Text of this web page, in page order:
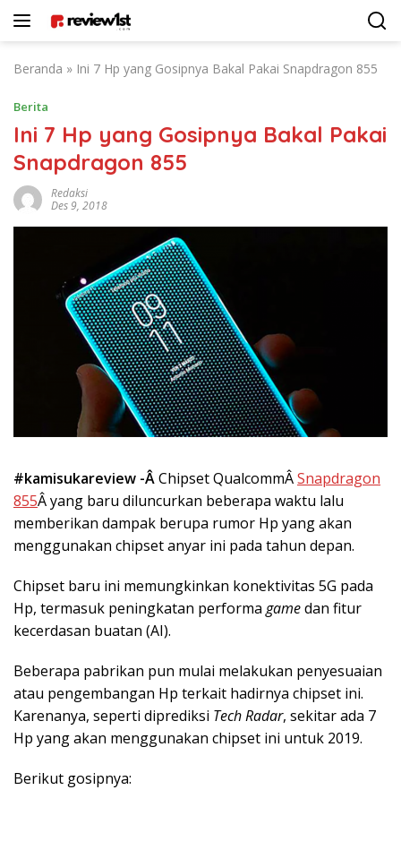
Beranda » Ini 7 Hp yang Gosipnya Bakal Pakai Snapdragon 855
Berita
Ini 7 Hp yang Gosipnya Bakal Pakai
Snapdragon 855
Redaksi
Des 9, 2018
#kamisukareview -ÂChipset QualcommÂSnapdragon
855Â yang baru diluncurkan beberapa waktu lalu
memberikan dampak berupa rumor Hp yang akan
menggunakan chipset anyar ini pada tahun depan.
Chipset baru ini memungkinkan konektivitas 5G pada
Hp, termasuk peningkatan performa gamedan fitur
kecerdasan buatan (AI).
Beberapa pabrikan pun mulai melakukan penyesuaian
atau pengembangan Hp terkait hadirnya chipset ini.
Karenanya, seperti diprediksi Tech Radar, sekitar ada 7
Hp yang akan menggunakan chipset ini untuk 2019.
Berikut gosipnya: